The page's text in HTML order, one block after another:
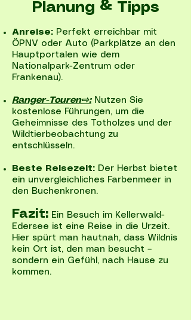
Planung & Tipps
Anreise: Perfekt erreichbar mit
ÖPNV oder Auto (Parkplätze an den
Hauptportalen wie dem
Nationalpark-Zentrum oder
Frankenau).
Ranger-Touren⇨:Nutzen Sie
kostenlose Führungen, um die
Geheimnisse des Totholzes und der
Wildtierbeobachtung zu
entschlüsseln.
Beste Reisezeit: Der Herbst bietet
ein unvergleichliches Farbenmeer in
den Buchenkronen.
Fazit: Ein Besuch im Kellerwald-
Edersee ist eine Reise in die Urzeit.
Hier spürt man hautnah, dass Wildnis
kein Ort ist, den man besucht –
sondern ein Gefühl, nach Hause zu
kommen.